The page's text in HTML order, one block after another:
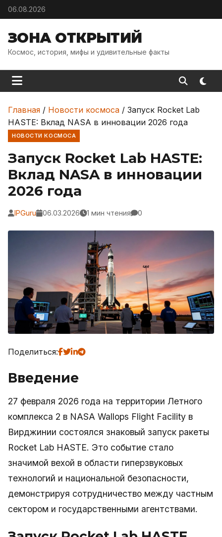
Skip to content
06.08.2026
ЗОНА ОТКРЫТИЙ
Космос, история, мифы и удивительные факты
Главная / Новости космоса / Запуск Rocket Lab
HASTE: Вклад NASA в инновации 2026 года
НОВОСТИ КОСМОСА
Запуск Rocket Lab HASTE:
Вклад NASA в инновации
2026 года
IPGuru 06.03.2026 1 мин чтения 0
Поделиться:
Введение
27 февраля 2026 года на территории Летного
комплекса 2 в NASA Wallops Flight Facility в
Вирджинии состоялся знаковый запуск ракеты
Rocket Lab HASTE. Это событие стало
значимой вехой в области гиперзвуковых
технологий и национальной безопасности,
демонстрируя сотрудничество между частным
сектором и государственными агентствами.